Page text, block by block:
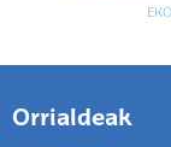
Orrialdeak